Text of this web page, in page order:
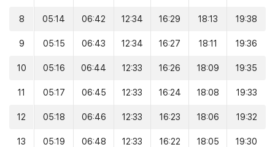
8 05:14 06:42 12:34 16:29 18:13 19:38
9 05:15 06:43 12:34 16:27 18:11 19:36
10 05:16 06:44 12:33 16:26 18:09 19:35
11 05:17 06:45 12:33 16:24 18:08 19:33
12 05:18 06:46 12:33 16:23 18:06 19:32
13 05:19 06:48 12:33 16:22 18:05 19:30